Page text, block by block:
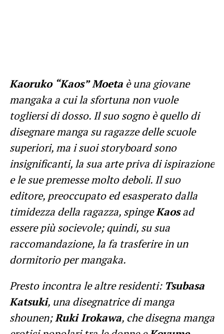
Kaoruko “Kaos” Moetaè una giovane
mangaka a cui la sfortuna non vuole
togliersi di dosso. Il suo sogno è quello di
disegnare manga su ragazze delle scuole
superiori, ma i suoi storyboard sono
insignificanti, la sua arte priva di ispirazione
e le sue premesse molto deboli. Il suo
editore, preoccupato ed esasperato dalla
timidezza della ragazza, spingeKaosad
essere più socievole; quindi, su sua
raccomandazione, la fa trasferire in un
dormitorio per mangaka.
Presto incontra le altre residenti: Tsubasa
Katsuki, una disegnatrice di manga
shounen;Ruki Irokawa, che disegna manga